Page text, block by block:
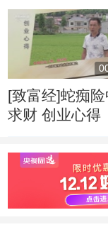
[致富经]蛇痴险
求财 创业心得